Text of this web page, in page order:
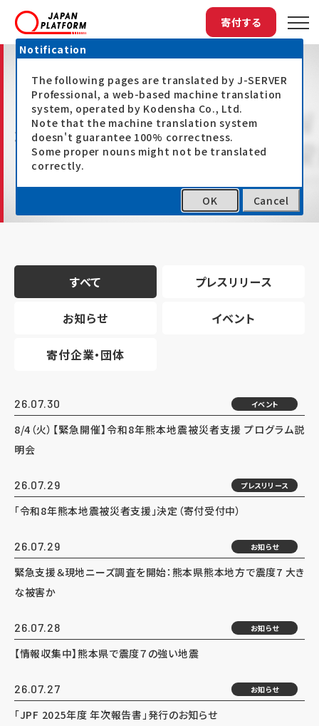
寄付する
最新情報
すべて プレスリリース
お知らせ イベント
寄付企業・団体
26.07.30 イベント
8/4（火）【緊急開催】令和8年熊本地震被災者支援 プログラム説
明会
26.07.29 プレスリリース
「令和8年熊本地震被災者支援」決定（寄付受付中）
26.07.29 お知らせ
緊急支援＆現地ニーズ調査を開始：熊本県熊本地方で震度7 大き
な被害か
26.07.28 お知らせ
【情報収集中】熊本県で震度７の強い地震
26.07.27 お知らせ
「JPF 2025年度 年次報告書」発行のお知らせ
Notification
The following pages are translated by J-SERVER
Professional, a web-based machine translation
system, operated by Kodensha Co., Ltd.
Note that the machine translation system
doesn't guarantee 100% correctness.
Some proper nouns might not be translated
correctly.
OK Cancel